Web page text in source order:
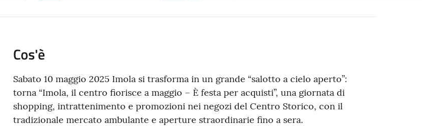
Cos'è
Sabato 10 maggio 2025 Imola si trasforma in un grande “salotto a cielo aperto”:
torna “Imola, il centro fiorisce a maggio – È festa per acquisti”, una giornata di
shopping, intrattenimento e promozioni nei negozi del Centro Storico, con il
tradizionale mercato ambulante e aperture straordinarie fino a sera.